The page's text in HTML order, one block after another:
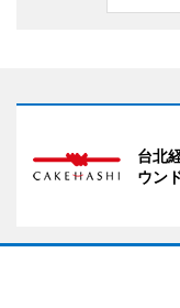
台北
ウン